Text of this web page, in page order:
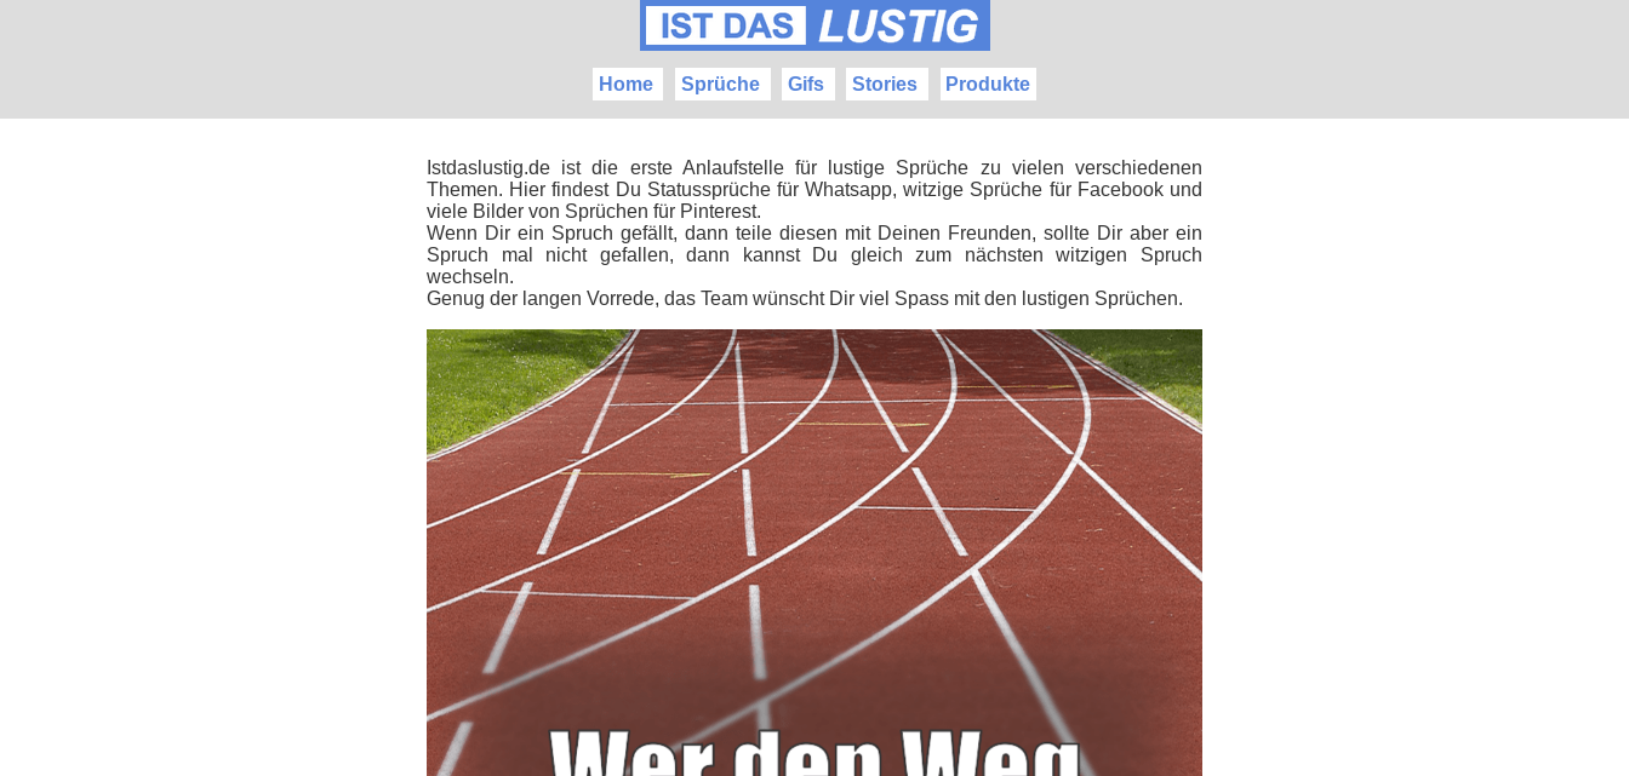
Home Sprüche Gifs Stories Produkte
Istdaslustig.de ist die erste Anlaufstelle für lustige Sprüche zu vielen verschiedenen
Themen. Hier findest Du Statussprüche für Whatsapp, witzige Sprüche für Facebook und
viele Bilder von Sprüchen für Pinterest.
Wenn Dir ein Spruch gefällt, dann teile diesen mit Deinen Freunden, sollte Dir aber ein
Spruch mal nicht gefallen, dann kannst Du gleich zum nächsten witzigen Spruch
wechseln.
Genug der langen Vorrede, das Team wünscht Dir viel Spass mit den lustigen Sprüchen.